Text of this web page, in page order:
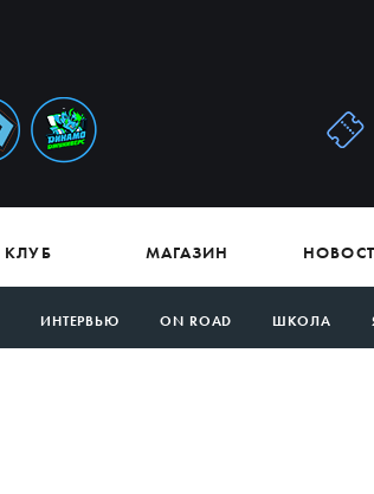
КЛУБ МАГАЗИН
ИНТЕРВЬЮ ON ROAD ШКОЛА